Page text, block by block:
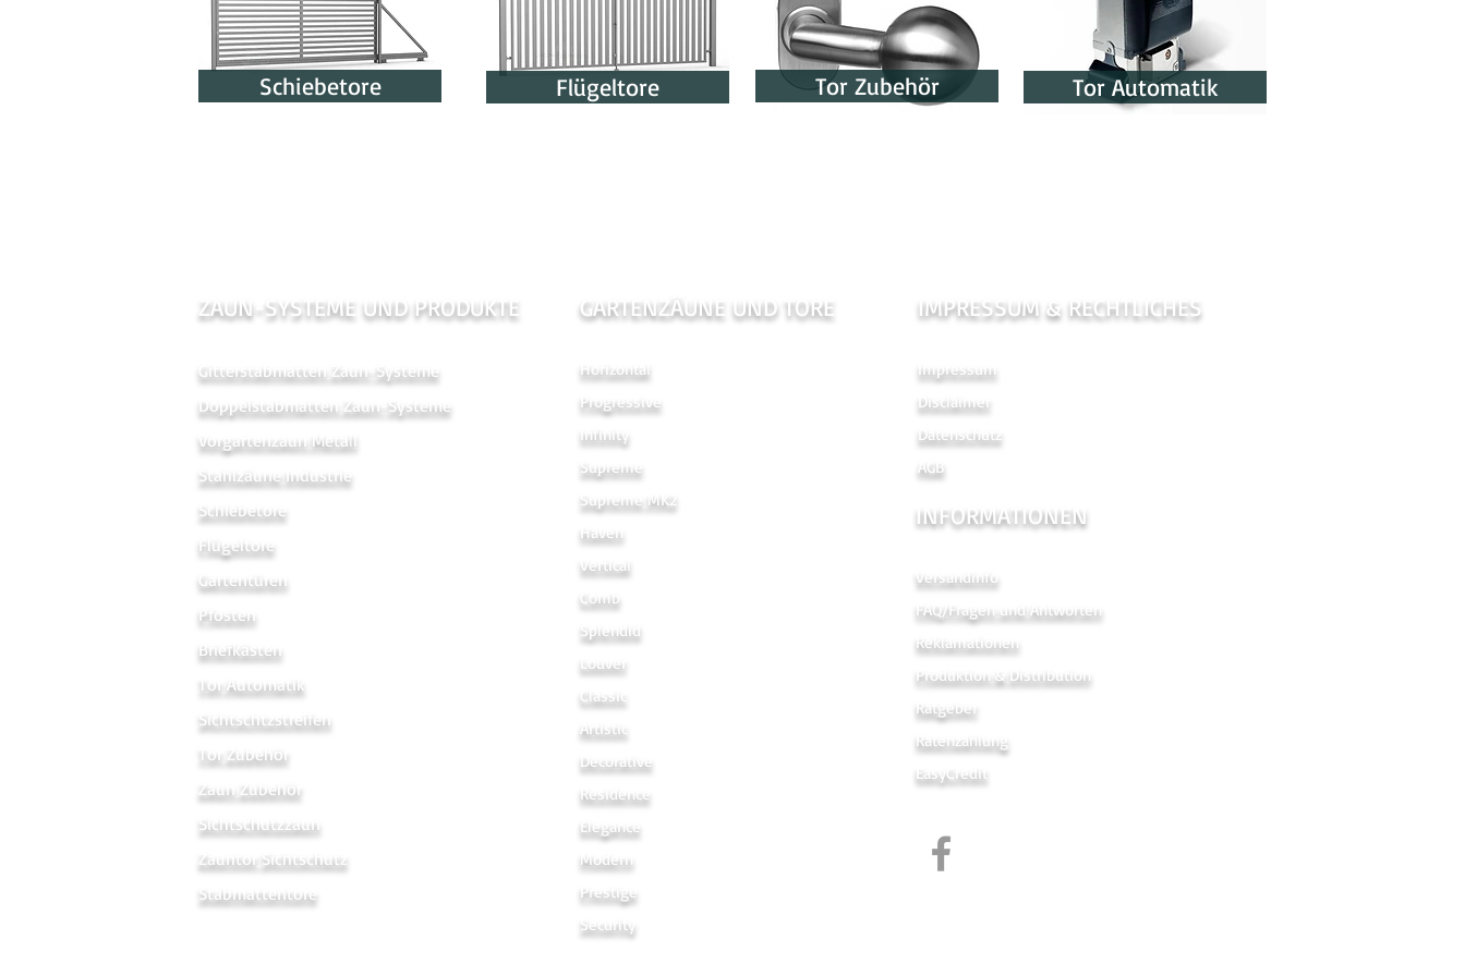
Schiebetore Flügeltore Tor Zubehör Tor Automatik
ZAUN-SYSTEME UND PRODUKTE
Gitterstabmatten Zaun-Systeme
Doppelstabmatten Zaun-Systeme
Vorgartenzaun Metall
Stahlzäune Industrie
Schiebetore
Flügeltore
Gartentüren
Pfosten
Briefkästen
Tor Automatik
Sichtschtzstreifen
Tor Zubehör
Zaun Zubehör
Sichtschutzzaun
Zauntor Sichtschutz
Stabmattentore
GARTENZÄUNE UND TORE
Horizontal
Progressive
Infinity
Supreme
Supreme MK2
Haven
Vertical
Comb
Splendid
Louver
Classic
Artistic
Decorative
Residence
Elegance
Modern
Prestige
Security
IMPRESSUM & RECHTLICHES
Impressum
Disclaimer
Datenschutz
AGB
INFORMATIONEN
Versandinfo
FAQ/Fragen und Antworten
Reklamationen
Produktion & Distribution
Ratgeber
Ratenzahlung
EasyCredit